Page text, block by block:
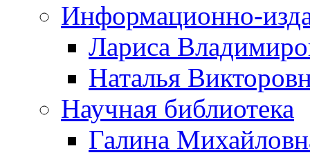
Информационно-
Лариса
Наталья
Научная библиотека
Галина